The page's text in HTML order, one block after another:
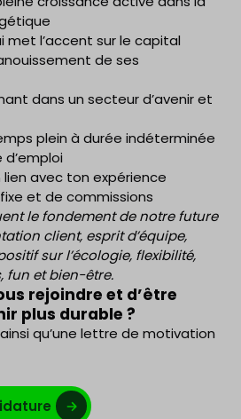
met l’accent sur le capital
de ses
dans un secteur d’avenir et
plein à durée indéterminée
lien avec ton expérience
et de commissions
le fondement de notre future
client, esprit d’équipe,
sur l’écologie, flexibilité,
fun et bien-être.
rejoindre et d’être
plus durable ?
qu’une lettre de motivation